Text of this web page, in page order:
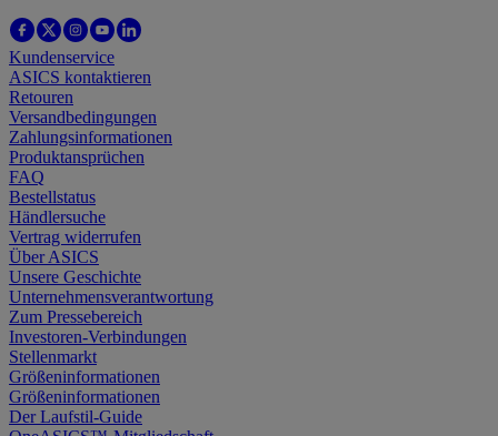
Kundenservice
ASICS kontaktieren
Retouren
Versandbedingungen
Zahlungsinformationen
Produktansprüchen
FAQ
Bestellstatus
Händlersuche
Vertrag widerrufen
Über ASICS
Unsere Geschichte
Unternehmensverantwortung
Zum Pressebereich
Investoren-Verbindungen
Stellenmarkt
Größeninformationen
Größeninformationen
Der Laufstil-Guide